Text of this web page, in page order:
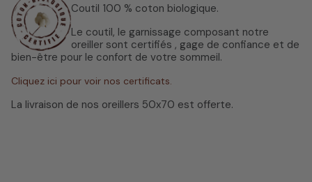
Coutil 100 % coton biologique.
Le coutil, le garnissage composant notre
oreiller sont certifiés , gage de confiance et de
bien-être pour le confort de votre sommeil.
Cliquez ici pour voir nos certificats.
La livraison de nos oreillers 50x70 est offerte.